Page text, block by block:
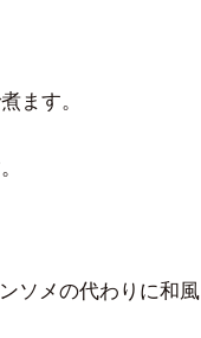
ます。
ソメの代わりに和風